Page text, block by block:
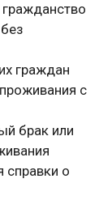
граждан
с
брак или
справки о